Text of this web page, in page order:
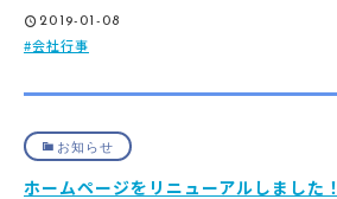
2019-01-08
会社行事
お知らせ
ホームページをリニューアルしました！